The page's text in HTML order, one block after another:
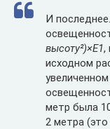
И
высоту²)×E1,
исходном
метр была
2 метра